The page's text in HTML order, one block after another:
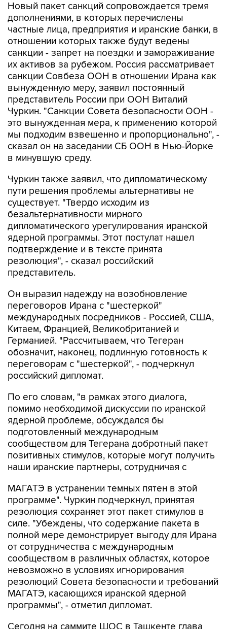
Новый пакет санкций сопровождается тремя
дополнениями, в которых перечислены
частные лица, предприятия и иранские банки, в
отношении которых также будут ведены
санкции - запрет на поездки и замораживание
их активов за рубежом. Россия рассматривает
санкции Совбеза ООН в отношении Ирана как
вынужденную меру, заявил постоянный
представитель России при ООН Виталий
Чуркин. "Санкции Совета безопасности ООН -
это вынужденная мера, к применению которой
мы подходим взвешенно и пропорционально", -
сказал он на заседании СБ ООН в Нью-Йорке
в минувшую среду.
Чуркин также заявил, что дипломатическому
пути решения проблемы альтернативы не
существует. "Твердо исходим из
безальтернативности мирного
дипломатического урегулирования иранской
ядерной программы. Этот постулат нашел
подтверждение и в тексте принята
резолюция", - сказал российский
представитель.
Он выразил надежду на возобновление
переговоров Ирана с "шестеркой"
международных посредников - Россией, США,
Китаем, Францией, Великобританией и
Германией. "Рассчитываем, что Тегеран
обозначит, наконец, подлинную готовность к
переговорам с "шестеркой", - подчеркнул
российский дипломат.
По его словам, "в рамках этого диалога,
помимо необходимой дискуссии по иранской
ядерной проблеме, обсуждался бы
подготовленный международным
сообществом для Тегерана добротный пакет
позитивных стимулов, которые могут получить
наши иранские партнеры, сотрудничая с
МАГАТЭ в устранении темных пятен в этой
программе". Чуркин подчеркнул, принятая
резолюция сохраняет этот пакет стимулов в
силе. "Убеждены, что содержание пакета в
полной мере демонстрирует выгоду для Ирана
от сотрудничества с международным
сообществом в различных областях, которое
невозможно в условиях игнорирования
резолюций Совета безопасности и требований
МАГАТЭ, касающихся иранской ядерной
программы", - отметил дипломат.